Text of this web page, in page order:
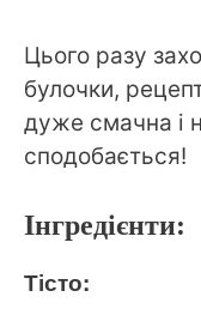
Цього разу
булочки,
дуже смачна і
сподобається!
Інгредієнти:
Тісто: